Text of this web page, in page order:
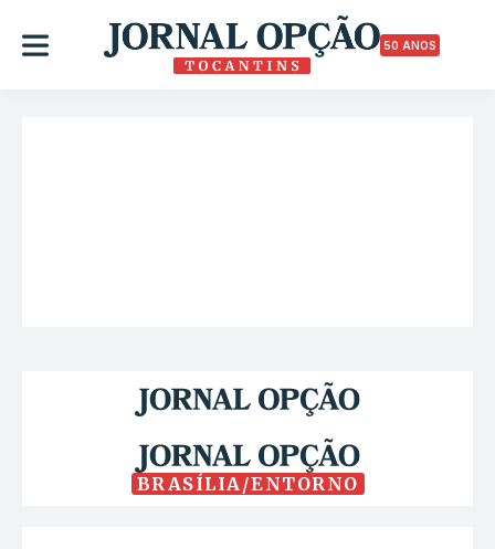
50 ANOS
BRASÍLIA/ENTORNO